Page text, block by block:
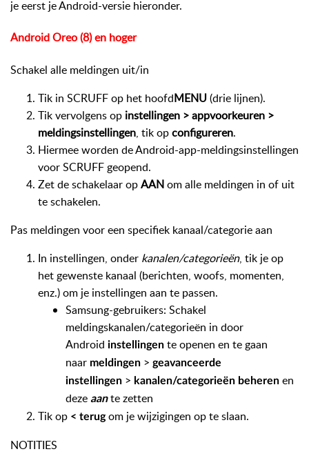
je eerst je Android-versie hieronder.
Android Oreo (8) en hoger
Schakel alle meldingen uit/in
Tik in SCRUFF op het hoofdMENU(drie lijnen).
Tik vervolgens op instellingen > appvoorkeuren >
meldingsinstellingen, tik opconfigureren.
Hiermee worden de Android-app-meldingsinstellingen
voor SCRUFF geopend.
Zet de schakelaar opAANom alle meldingen in of uit
te schakelen.
Pas meldingen voor een specifiek kanaal/categorie aan
In instellingen, onder kanalen/categorieën, tik je op
het gewenste kanaal (berichten, woofs, momenten,
enz.) om je instellingen aan te passen.
Samsung-gebruikers: Schakel
meldingskanalen/categorieën in door
Android instellingen te openen en te gaan
naar meldingen > geavanceerde
instellingen > kanalen/categorieën beheren en
deze aante zetten
Tik op < terugom je wijzigingen op te slaan.
NOTITIES